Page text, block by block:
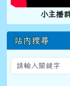
小主播
站內搜尋